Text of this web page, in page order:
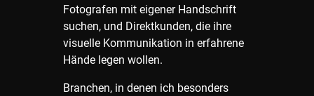
Fotografen mit eigener Handschrift
suchen, und Direktkunden, die ihre
visuelle Kommunikation in erfahrene
Hände legen wollen.
Branchen, in denen ich besonders